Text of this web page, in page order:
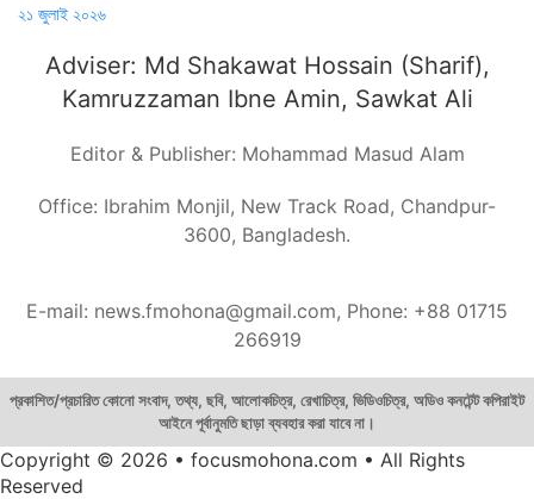
Posted
২১ জুলাই ২০২৬
Adviser: Md Shakawat Hossain (Sharif),
Kamruzzaman Ibne Amin, Sawkat Ali
Editor & Publisher: Mohammad Masud Alam
Office: Ibrahim Monjil, New Track Road, Chandpur-
3600, Bangladesh.
E-mail: news.fmohona@gmail.com, Phone: +88 01715
266919
প্রকাশিত/প্রচারিত কোনো সংবাদ, তথ্য, ছবি, আলোকচিত্র, রেখাচিত্র, ভিডিওচিত্র, অডিও কনটেন্ট কপিরাইট
আইনে পূর্বানুমতি ছাড়া ব্যবহার করা যাবে না।
Copyright © 2026 • focusmohona.com • All Rights
Reserved